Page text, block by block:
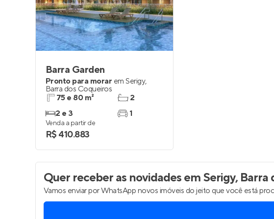
Entrar no Painel de Clientes
Barra Garden
Pronto para morar em Serigy,
Barra dos Coqueiros
75 e 80 m²
2 e 3
2
1
Venda a partir de
R$ 410.883
Quer receber as novidadesem Serigy, Barra
Vamos enviar por WhatsApp novos imóveis do jeito que você está